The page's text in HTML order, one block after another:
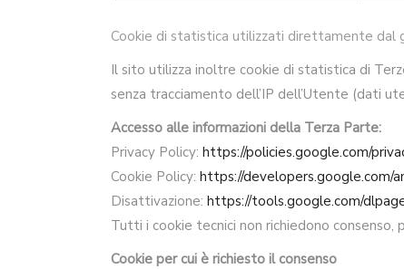
Cookie di statistica utilizzati direttamente dal
Il sito utilizza inoltre cookie di statistica di
senza tracciamento dell’IP dell’Utente (dati
Accesso alle informazioni della Terza Parte:
Privacy Policy: https://policies.google.com/
Cookie Policy: https://developers.google.com/
Disattivazione: https://tools.google.com/
Tutti i cookie tecnici non richiedono
Cookie per cui è richiesto il consenso